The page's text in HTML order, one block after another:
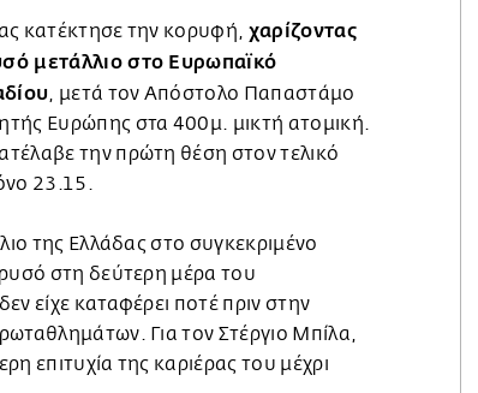
κατέκτησε την κορυφή, χαρίζοντας
μετάλλιο στο Ευρωπαϊκό
, μετά τον Απόστολο Παπαστάμο
Ευρώπης στα 400μ. μικτή ατομική.
την πρώτη θέση στον τελικό
23.15.
της Ελλάδας στο συγκεκριμένο
στη δεύτερη μέρα του
είχε καταφέρει ποτέ πριν στην
Για τον Στέργιο Μπίλα,
επιτυχία της καριέρας του μέχρι